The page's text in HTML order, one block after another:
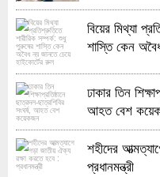
বিয়ের মিথ্যা
শাস্তি কেন
ঢাকার তিন
আহত বেশ
শহীদের
প্রধানমন্ত্রী